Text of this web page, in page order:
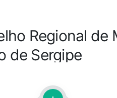
Regional de
de Sergipe